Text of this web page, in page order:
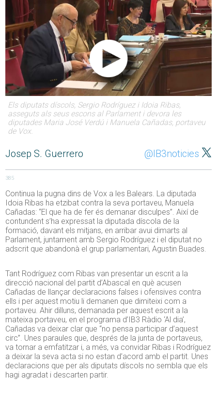
Els diputats díscols, Sergio Rodríguez i Idoia Ribas,
asseguts als seus escons al Parlament i devora les
diputades Maria José Verdú i Manuela Cañadas, portaveu
de Vox.
Josep S. Guerrero @IB3noticies
385
Continua la pugna dins de Vox a les Balears. La diputada
Idoia Ribas ha etzibat contra la seva portaveu, Manuela
Cañadas: “El que ha de fer és demanar disculpes”. Així de
contundent s’ha expressat la diputada díscola de la
formació, davant els mitjans, en arribar avui dimarts al
Parlament, juntament amb Sergio Rodríguez i el diputat no
adscrit que abandonà el grup parlamentari, Agustin Buades.
Tant Rodríguez com Ribas van presentar un escrit a la
direcció nacional del partit d’Abascal en què acusen
Cañadas de llançar declaracions falses i ofensives contra
ells i per aquest motiu li demanen que dimiteixi com a
portaveu. Ahir dilluns, demanada per aquest escrit a la
mateixa portaveu, en el programa d’IB3 Ràdio ‘Al dia’,
Cañadas va deixar clar que “no pensa participar d’aquest
circ”. Unes paraules que, després de la junta de portaveus,
va tornar a emfatitzar i, a més, va convidar Ribas i Rodríguez
a deixar la seva acta si no estan d’acord amb el partit. Unes
declaracions que per als diputats díscols no sembla que els
hagi agradat i descarten partir.